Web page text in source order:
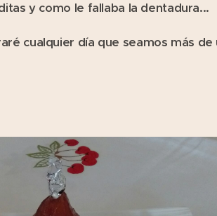
y como le fallaba la dentadura...
cualquier día que seamos más